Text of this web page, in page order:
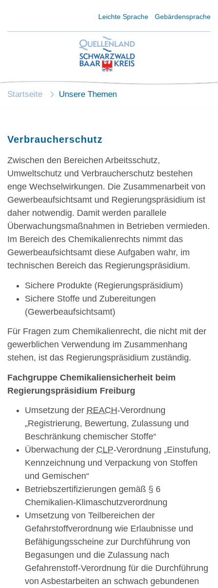
Leichte Sprache Gebärdensprache
Startseite Unsere Themen
Verbraucherschutz
Zwischen den Bereichen Arbeitsschutz,
Umweltschutz und Verbraucherschutz bestehen
enge Wechselwirkungen. Die Zusammenarbeit von
Gewerbeaufsichtsamt und Regierungspräsidium ist
daher notwendig. Damit werden parallele
Überwachungsmaßnahmen in Betrieben vermieden.
Im Bereich des Chemikalienrechts nimmt das
Gewerbeaufsichtsamt diese Aufgaben wahr, im
technischen Bereich das Regierungspräsidium.
Sichere Produkte (Regierungspräsidium)
Sichere Stoffe und Zubereitungen
(Gewerbeaufsichtsamt)
Für Fragen zum Chemikalienrecht, die nicht mit der
gewerblichen Verwendung im Zusammenhang
stehen, ist das Regierungspräsidium zuständig.
Fachgruppe Chemikaliensicherheit beim
Regierungspräsidium Freiburg
Umsetzung der REACH-Verordnung
„Registrierung, Bewertung, Zulassung und
Beschränkung chemischer Stoffe“
Überwachung der CLP-Verordnung „Einstufung,
Kennzeichnung und Verpackung von Stoffen
und Gemischen“
Betriebszertifizierungen gemäß § 6
Chemikalien-Klimaschutzverordnung
Umsetzung von Teilbereichen der
Gefahrstoffverordnung wie Erlaubnisse und
Befähigungsscheine zur Durchführung von
Begasungen und die Zulassung nach
Gefahrenstoff-Verordnung für die Durchführung
von Asbestarbeiten an schwach gebundenen